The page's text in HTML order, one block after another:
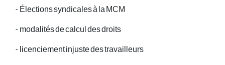
- Élections syndicales à la MCM
- modalités de calcul des droits
- licenciement injuste des travailleurs